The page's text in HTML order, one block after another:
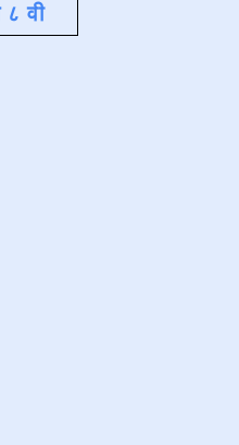
८ वी